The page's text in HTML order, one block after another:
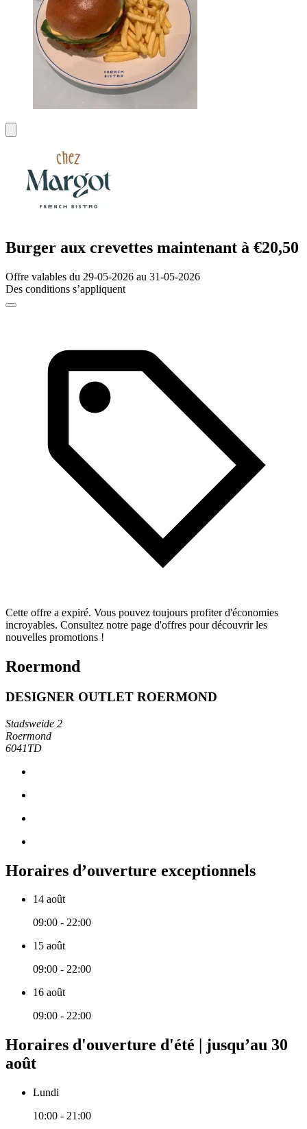
Burger aux crevettes maintenant à €20,50
Offre valables du 29-05-2026 au 31-05-2026
Des conditions s’appliquent
Cette offre a expiré. Vous pouvez toujours profiter d'économies
incroyables. Consultez notre page d'offres pour découvrir les
nouvelles promotions !
Roermond
DESIGNER OUTLET ROERMOND
Stadsweide 2
Roermond
6041TD
Horaires d’ouverture exceptionnels
14 août
09:00 - 22:00
15 août
09:00 - 22:00
16 août
09:00 - 22:00
Horaires d'ouverture d'été | jusqu’au 30
août
Lundi
10:00 - 21:00